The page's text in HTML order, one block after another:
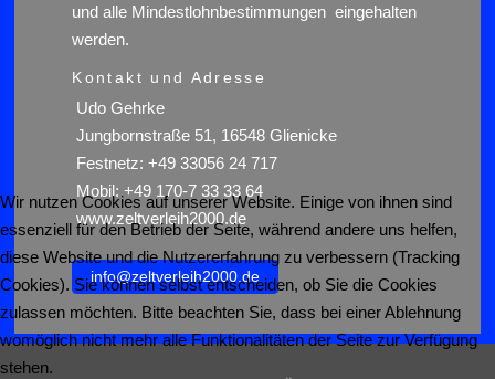
und alle Mindestlohnbestimmungen eingehalten
werden.
Kontakt und Adresse
Udo Gehrke
Jungbornstraße 51, 16548 Glienicke
Festnetz: +49 33056 24 717
Mobil: +49 170-7 33 33 64
www.zeltverleih2000.de
info@zeltverleih2000.de
Wir nutzen Cookies auf unserer Website. Einige von ihnen sind
essenziell für den Betrieb der Seite, während andere uns helfen,
diese Website und die Nutzererfahrung zu verbessern (Tracking
Cookies). Sie können selbst entscheiden, ob Sie die Cookies
zulassen möchten. Bitte beachten Sie, dass bei einer Ablehnung
womöglich nicht mehr alle Funktionalitäten der Seite zur Verfügung
stehen.